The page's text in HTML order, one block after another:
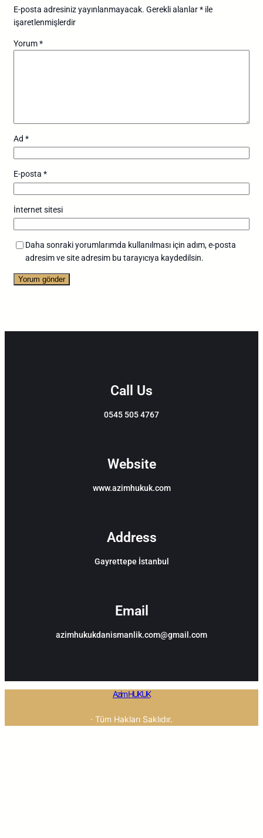
E-posta adresiniz yayınlanmayacak. Gerekli alanlar* ile
işaretlenmişlerdir
Yorum*
Ad *
E-posta *
İnternet sitesi
Daha sonraki yorumlarımda kullanılması için adım, e-posta
adresim ve site adresim bu tarayıcıya kaydedilsin.
Call Us
0545 505 4767
Website
www.azimhukuk.com
Address
Gayrettepe İstanbul
Email
azimhukukdanismanlik.com@gmail.com
Azim HUKUK
· Tüm Hakları Saklıdır.